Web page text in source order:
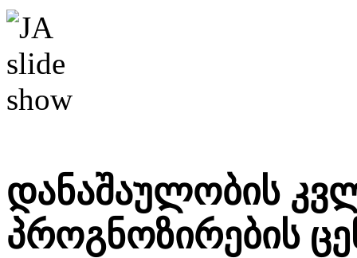
დანაშაულობის
პროგნოზირების